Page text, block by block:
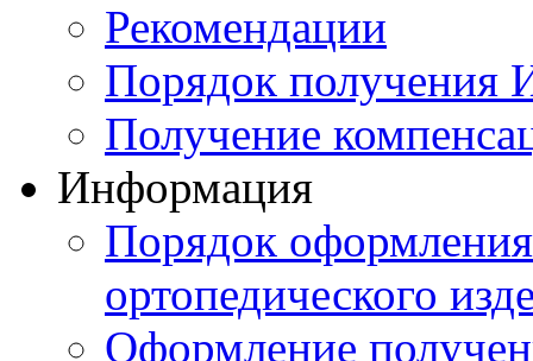
Рекомендации
Порядок получения
Получение
Информация
Порядок оформления
ортопедического
Оформление